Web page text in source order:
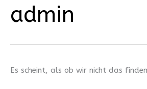
admin
Es scheint, als ob wir nicht das